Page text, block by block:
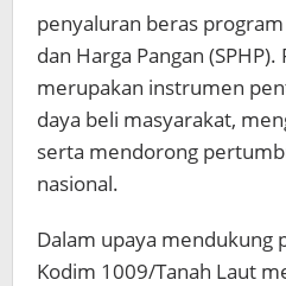
penyaluran beras program
dan Harga Pangan
merupakan instrumen
daya beli masyarakat,
serta mendorong
nasional.
Dalam upaya mendukung
Kodim 1009/Tanah Laut